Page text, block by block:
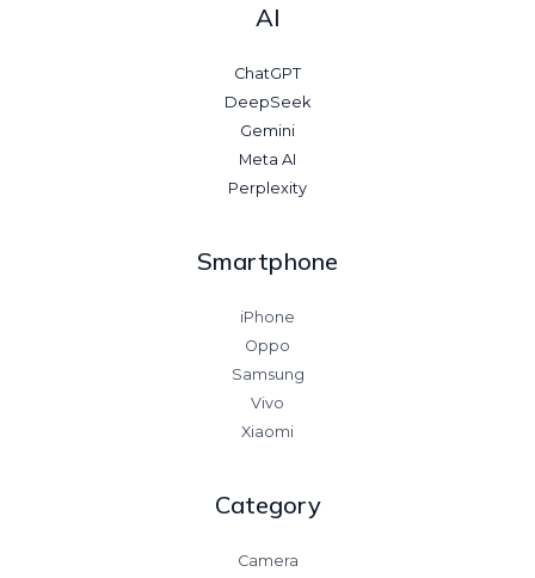
AI
ChatGPT
DeepSeek
Gemini
Meta AI
Perplexity
Smartphone
iPhone
Oppo
Samsung
Vivo
Xiaomi
Category
Camera